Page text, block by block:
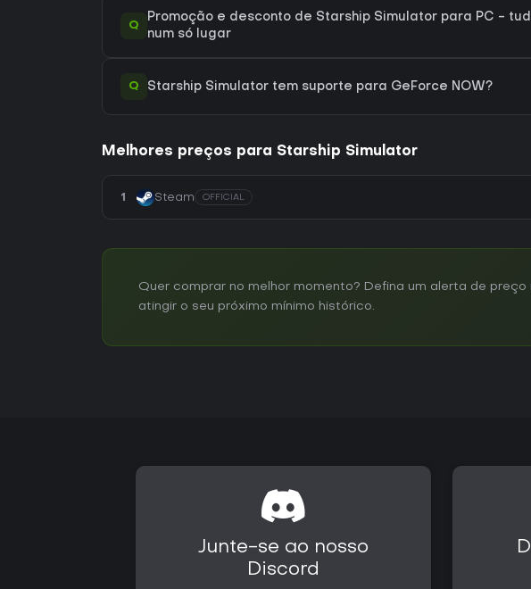
Q
Promoção e desconto de Starship Simulator para PC -
num só lugar
Q Starship Simulator tem suporte para GeForce NOW?
Melhores preços para Starship Simulator
1 Steam OFFICIAL
Quer comprar no melhor momento? Defina um alerta de
atingir o seu próximo mínimo histórico.
Junte-se ao nosso
Discord